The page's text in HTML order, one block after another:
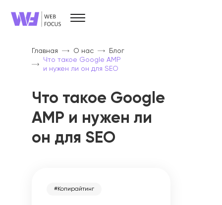
Услуги
Брендинг и дизайн
Разработка сайтов
Прочие услуги
Главная О нас
Блог
Что такое Google AMP
и нужен ли он для SEO
Что такое Google
AMP и нужен ли
он для SEO
#Копирайтинг